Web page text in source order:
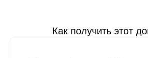
Как получить этот